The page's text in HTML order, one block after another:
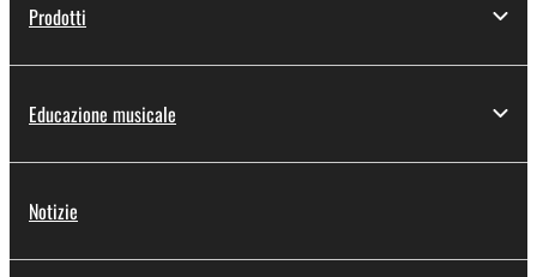
Prodotti
Educazione musicale
Notizie